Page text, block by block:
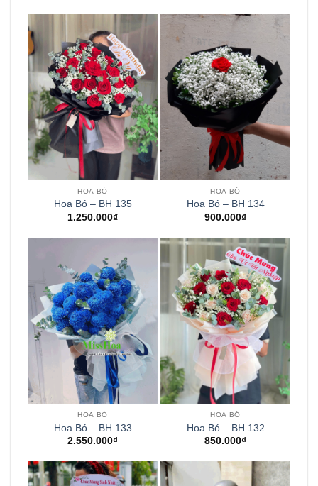
HOA BÓ
Hoa Bó – BH 135
1.250.000₫
HOA BÓ
Hoa Bó – BH 134
900.000₫
HOA BÓ
Hoa Bó – BH 133
2.550.000₫
HOA BÓ
Hoa Bó – BH 132
850.000₫